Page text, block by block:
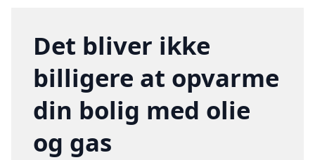
Det bliver ikke
billigere at opvarme
din bolig med olie
og gas